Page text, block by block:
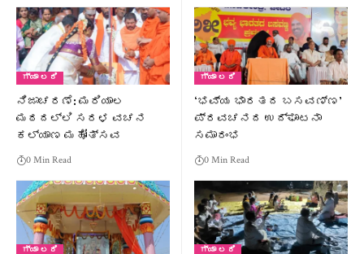
ಗ್ಯಾ ಲರಿ
ನಿಜಾಚರಣೆ: ಮರಿಯಾಲ
ಮಠದಲ್ಲಿ ಸರಳ ವಚನ
ಕಲ್ಯಾಣ ಮಹೋತ್ಸವ
0 Min Read
ಗ್ಯಾ ಲರಿ
‘ಭವ್ಯ ಭಾರತದ ಬಸವಣ್ಣ’
ಪ್ರವಚನದ ಉದ್ಘಾಟನಾ
ಸಮಾರಂಭ
0 Min Read
ಗ್ಯಾ ಲರಿ ಗ್ಯಾ ಲರಿ